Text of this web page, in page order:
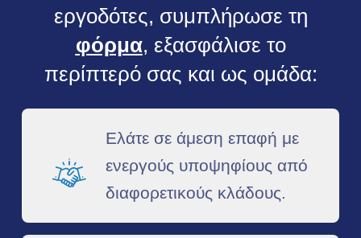
εργοδότες, συμπλήρωσε τη
φόρμα, εξασφάλισε το
περίπτερό σας και ως ομάδα:​
Ελάτε σε άμεση επαφή με
ενεργούς υποψηφίους από
διαφορετικούς κλάδους.​